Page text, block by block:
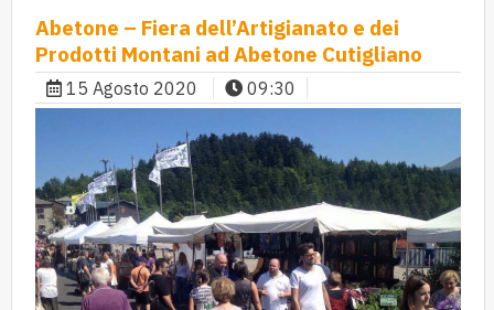
Abetone – Fiera dell’Artigianato e dei
Prodotti Montani ad Abetone Cutigliano
15 Agosto 2020 09:30